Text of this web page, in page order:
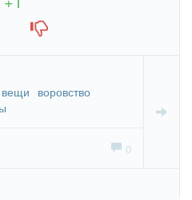
да. Мать сама за собой не
несдержанна.
вещи воровство
0